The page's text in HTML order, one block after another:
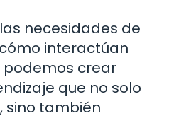
necesidades de
interactúan
podemos crear
que no solo
sino también